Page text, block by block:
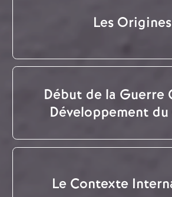
Les Origines
Début de la Guerre
Développement
Le Contexte